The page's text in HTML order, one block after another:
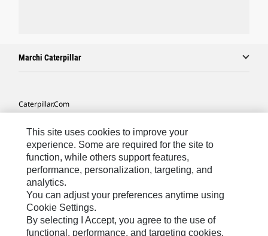
Marchi Caterpillar
Caterpillar.com
Le Mie Preferenze Di Marketing
Mappa Del Sito
Cookie Settings
Informazioni Legali
Tutela Della Privacy
This site uses cookies to improve your
experience. Some are required for the site to
function, while others support features,
performance, personalization, targeting, and
analytics.
You can adjust your preferences anytime using
Cookie Settings.
By selecting I Accept, you agree to the use of
functional, performance, and targeting cookies.